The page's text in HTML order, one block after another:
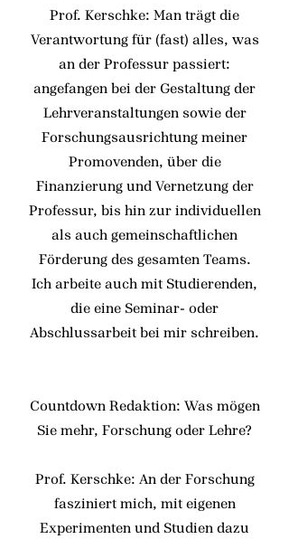
Prof. Kerschke: Man trägt die
Verantwortung für (fast) alles, was
an der Professur passiert:
angefangen bei der Gestaltung der
Lehrveranstaltungen sowie der
Forschungsausrichtung meiner
Promovenden, über die
Finanzierung und Vernetzung der
Professur, bis hin zur individuellen
als auch gemeinschaftlichen
Förderung des gesamten Teams.
Ich arbeite auch mit Studierenden,
die eine Seminar- oder
Abschlussarbeit bei mir schreiben.
Countdown Redaktion: Was mögen
Sie mehr, Forschung oder Lehre?
Prof. Kerschke: An der Forschung
fasziniert mich, mit eigenen
Experimenten und Studien dazu